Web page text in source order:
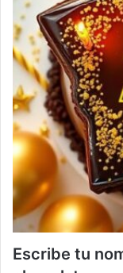
Escribe tu